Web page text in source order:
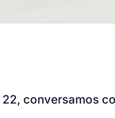
conversamos